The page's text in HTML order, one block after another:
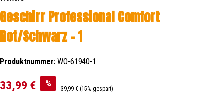
Geschirr Professional Comfort
Rot/Schwarz - 1
Produktnummer: WO-61940-1
Verkaufspreis:
33,99 € % Regulärer Preis:
39,99 € (15% gespart)